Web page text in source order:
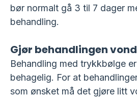
bør normalt gå 3 til 7 dager
behandling.
Gjør behandlingen
Behandling med trykkbølge
behagelig. For at
som ønsket må det gjøre litt